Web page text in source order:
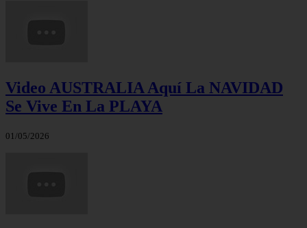
Video AUSTRALIA Aquí La NAVIDAD
Se Vive En La PLAYA
01/05/2026